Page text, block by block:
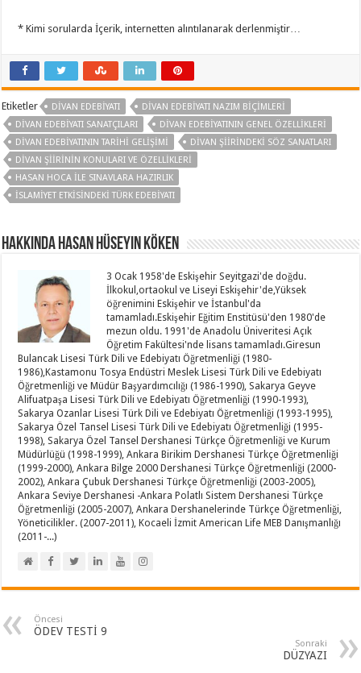
* Kimi sorularda İçerik, internetten alıntılanarak derlenmiştir…
Etiketler DIVAN EDEBIYATI
DIVAN EDEBIYATI NAZIM BIÇIMLERI
DIVAN EDEBIYATI SANATÇILARI
DIVAN EDEBIYATININ GENEL ÖZELLIKLERI
DIVAN EDEBIYATININ TARIHI GELIŞIMI
DIVAN ŞIIRINDEKI SÖZ SANATLARI
DIVAN ŞIIRININ KONULARI VE ÖZELLIKLERI
HASAN HOCA ILE SINAVLARA HAZIRLIK
İSLAMIYET ETKISINDEKI TÜRK EDEBIYATI
Hakkında Hasan Hüseyin KÖKEN
3 Ocak 1958'de Eskişehir Seyitgazi'de doğdu.
İlkokul,ortaokul ve Liseyi Eskişehir'de,Yüksek
öğrenimini Eskişehir ve İstanbul'da
tamamladı.Eskişehir Eğitim Enstitüsü'den 1980'de
mezun oldu. 1991'de Anadolu Üniveritesi Açık
Öğretim Fakültesi'nde lisans tamamladı.Giresun
Bulancak Lisesi Türk Dili ve Edebiyatı Öğretmenliği (1980-
1986),Kastamonu Tosya Endüstri Meslek Lisesi Türk Dili ve Edebiyatı
Öğretmenliği ve Müdür Başyardımcılığı (1986-1990), Sakarya Geyve
Alifuatpaşa Lisesi Türk Dili ve Edebiyatı Öğretmenliği (1990-1993),
Sakarya Ozanlar Lisesi Türk Dili ve Edebiyatı Öğretmenliği (1993-1995),
Sakarya Özel Tansel Lisesi Türk Dili ve Edebiyatı Öğretmenliği (1995-
1998), Sakarya Özel Tansel Dershanesi Türkçe Öğretmenliği ve Kurum
Müdürlüğü (1998-1999), Ankara Birikim Dershanesi Türkçe Öğretmenliği
(1999-2000), Ankara Bilge 2000 Dershanesi Türkçe Öğretmenliği (2000-
2002), Ankara Çubuk Dershanesi Türkçe Öğretmenliği (2003-2005),
Ankara Seviye Dershanesi -Ankara Polatlı Sistem Dershanesi Türkçe
Öğretmenliği (2005-2007), Ankara Dershanelerinde Türkçe Öğretmenliği,
Yöneticilikler. (2007-2011), Kocaeli İzmit American Life MEB Danışmanlığı
(2011-...)
Öncesi
ÖDEV TESTİ 9
Sonraki
DÜZYAZI